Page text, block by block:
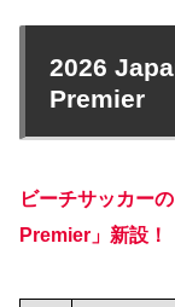
2026
Premier
ビーチサッカー
Premier」新設！